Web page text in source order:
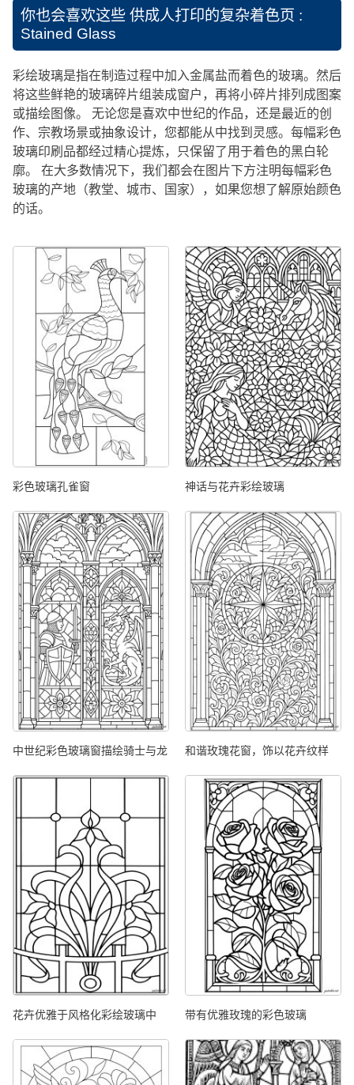
你也会喜欢这些 供成人打印的复杂着色页 :
Stained Glass
彩绘玻璃是指在制造过程中加入金属盐而着色的玻璃。然后
将这些鲜艳的玻璃碎片组装成窗户，再将小碎片排列成图案
或描绘图像。 无论您是喜欢中世纪的作品，还是最近的创
作、宗教场景或抽象设计，您都能从中找到灵感。每幅彩色
玻璃印刷品都经过精心提炼，只保留了用于着色的黑白轮
廓。 在大多数情况下，我们都会在图片下方注明每幅彩色
玻璃的产地（教堂、城市、国家），如果您想了解原始颜色
的话。
彩色玻璃孔雀窗 神话与花卉彩绘玻璃
中世纪彩色玻璃窗描绘骑士与龙 和谐玫瑰花窗，饰以花卉纹样
花卉优雅于风格化彩绘玻璃中 带有优雅玫瑰的彩色玻璃